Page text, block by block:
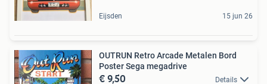
Eijsden 15 jun 26
OUTRUN Retro Arcade Metalen Bord
Poster Sega megadrive
€ 9,50 Details